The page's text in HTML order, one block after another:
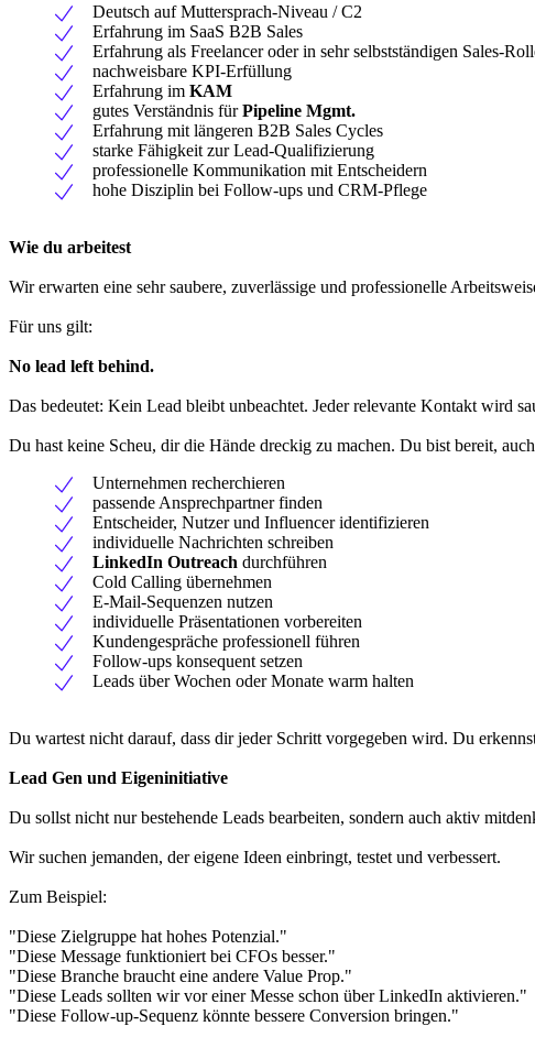
Deutsch auf Muttersprach-Niveau / C2
Erfahrung im SaaS B2B Sales
Erfahrung als Freelancer oder in sehr selbstständigen Sales-
nachweisbare KPI-Erfüllung
Erfahrung im KAM
gutes Verständnis fürPipeline Mgmt.
Erfahrung mit längeren B2B Sales Cycles
starke Fähigkeit zur Lead-Qualifizierung
professionelle Kommunikation mit Entscheidern
hohe Disziplin bei Follow-ups und CRM-Pflege
Wie du arbeitest
Wir erwarten eine sehr saubere, zuverlässige und professionelle
Für uns gilt:
No lead left behind.
Das bedeutet: Kein Lead bleibt unbeachtet. Jeder relevante Kontakt wird
Du hast keine Scheu, dir die Hände dreckig zu machen. Du bist bereit,
Unternehmen recherchieren
passende Ansprechpartner finden
Entscheider, Nutzer und Influencer identifizieren
individuelle Nachrichten schreiben
LinkedIn Outreach durchführen
Cold Calling übernehmen
E-Mail-Sequenzen nutzen
individuelle Präsentationen vorbereiten
Kundengespräche professionell führen
Follow-ups konsequent setzen
Leads über Wochen oder Monate warm halten
Du wartest nicht darauf, dass dir jeder Schritt vorgegeben wird. Du
Lead Gen und Eigeninitiative
Du sollst nicht nur bestehende Leads bearbeiten, sondern auch aktiv
Wir suchen jemanden, der eigene Ideen einbringt, testet und verbessert.
Zum Beispiel:
"Diese Zielgruppe hat hohes Potenzial."
"Diese Message funktioniert bei CFOs besser."
"Diese Branche braucht eine andere Value Prop."
"Diese Leads sollten wir vor einer Messe schon über LinkedIn aktivieren."
"Diese Follow-up-Sequenz könnte bessere Conversion bringen."